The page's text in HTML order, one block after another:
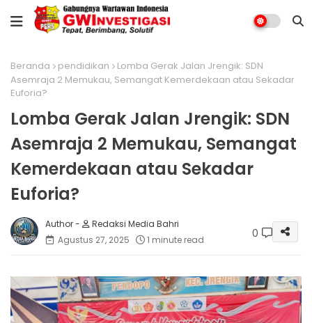
Beranda pendidikan
Lomba Gerak Jalan Jrengik: SDN
Asemraja 2 Memukau, Semangat Kemerdekaan atau Sekadar
Euforia?
Lomba Gerak Jalan Jrengik: SDN
Asemraja 2 Memukau, Semangat
Kemerdekaan atau Sekadar
Euforia?
Redaksi Media Bahri
Agustus 27, 2025
1 minute read 0